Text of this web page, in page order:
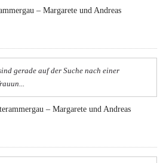
– Margarete und Andreas
gerade auf der Suche nach einer
– Margarete und Andreas